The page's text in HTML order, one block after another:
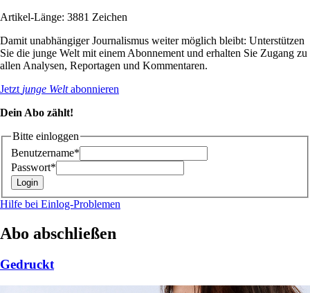
Artikel-Länge: 3881 Zeichen
Damit unabhängiger Journalismus weiter möglich bleibt: Unterstützen
Sie die junge Welt mit einem Abonnement und erhalten Sie Zugang zu
allen Analysen, Reportagen und Kommentaren.
Jetzt junge Weltabonnieren
Dein Abo zählt!
Bitte einloggen
Benutzername*
Passwort*
Hilfe bei Einlog-Problemen
Abo abschließen
Gedruckt